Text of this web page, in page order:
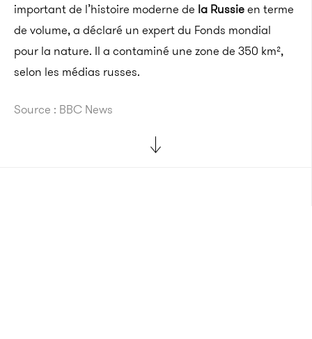
important de l’histoire moderne de la Russieen terme
de volume, a déclaré un expert du Fonds mondial
pour la nature. Il a contaminé une zone de 350 km²,
selon les médias russes.
Source : BBC News